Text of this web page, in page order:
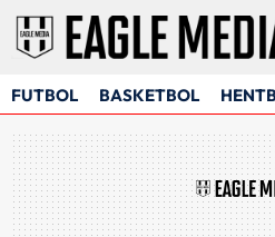
FUTBOL BASKETBOL